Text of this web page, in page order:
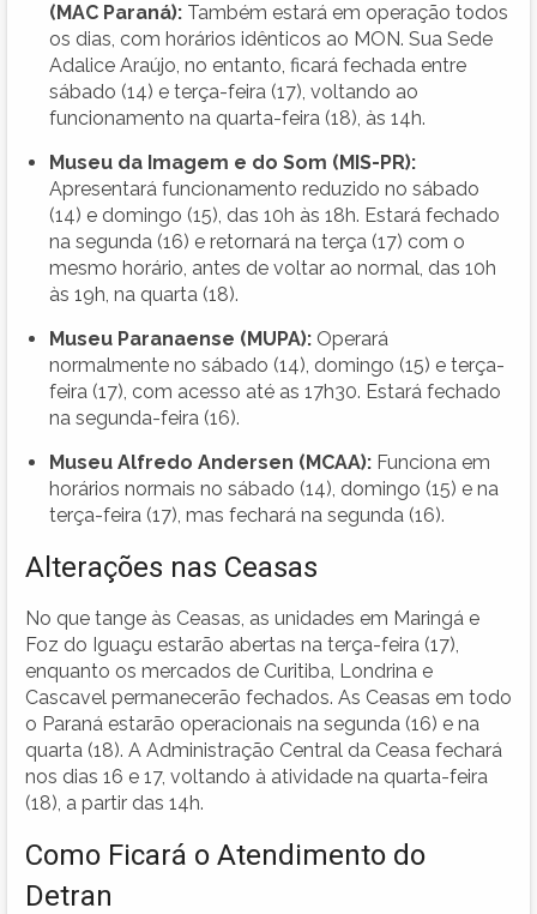
(MAC Paraná): Também estará em operação todos
os dias, com horários idênticos ao MON. Sua Sede
Adalice Araújo, no entanto, ficará fechada entre
sábado (14) e terça-feira (17), voltando ao
funcionamento na quarta-feira (18), às 14h.
Museu da Imagem e do Som (MIS-PR):
Apresentará funcionamento reduzido no sábado
(14) e domingo (15), das 10h às 18h. Estará fechado
na segunda (16) e retornará na terça (17) com o
mesmo horário, antes de voltar ao normal, das 10h
às 19h, na quarta (18).
Museu Paranaense (MUPA): Operará
normalmente no sábado (14), domingo (15) e terça-
feira (17), com acesso até as 17h30. Estará fechado
na segunda-feira (16).
Museu Alfredo Andersen (MCAA): Funciona em
horários normais no sábado (14), domingo (15) e na
terça-feira (17), mas fechará na segunda (16).
Alterações nas Ceasas
No que tange às Ceasas, as unidades em Maringá e
Foz do Iguaçu estarão abertas na terça-feira (17),
enquanto os mercados de Curitiba, Londrina e
Cascavel permanecerão fechados. As Ceasas em todo
o Paraná estarão operacionais na segunda (16) e na
quarta (18). A Administração Central da Ceasa fechará
nos dias 16 e 17, voltando à atividade na quarta-feira
(18), a partir das 14h.
Como Ficará o Atendimento do
Detran